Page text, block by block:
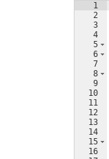
1
2
3
4
5
6
7
8
9
10
11
12
13
14
15
16